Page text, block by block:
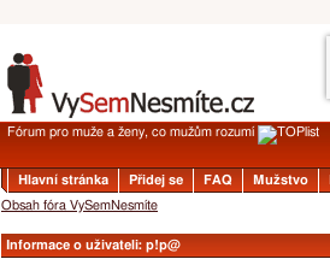
Fórum pro muže a ženy, co mužům rozumí
Hlavní stránka Přidej se FAQ Mužstvo
Obsah fóra VySemNesmíte
Informace o uživateli: p!p@